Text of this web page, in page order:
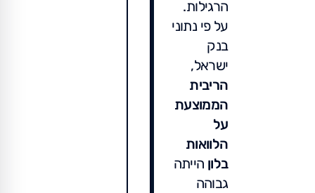
הרגילות.
על פי נתוני
בנק
ישראל,
הריבית
הממוצעת
על
הלוואות
בלון הייתה
גבוהה